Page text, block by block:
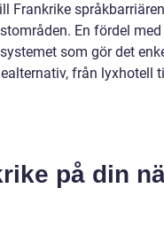
Frankrike
En fördel
som gör det
från lyxhotell
på din